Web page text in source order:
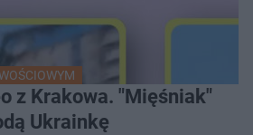
z Krakowa. "Mięśniak"
Ukrainkę